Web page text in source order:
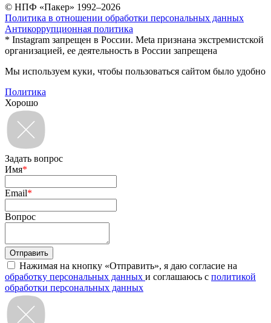
© НПФ «Пакер» 1992–2026
Политика в отношении обработки персональных данных
Антикоррупционная политика
* Instagram запрещен в России. Meta признана экстремистской
организацией, ее деятельность в России запрещена
Мы используем куки, чтобы пользоваться сайтом было удобно
Политика
Хорошо
Задать вопрос
Имя*
Email*
Вопрос
Нажимая на кнопку «Отправить», я даю согласие на
обработку персональных данных и соглашаюсь с политикой
обработки персональных данных